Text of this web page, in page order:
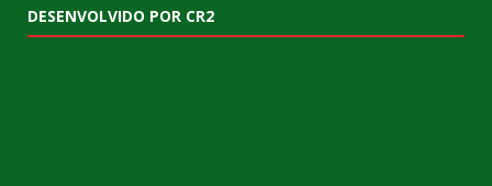
DESENVOLVIDO POR CR2